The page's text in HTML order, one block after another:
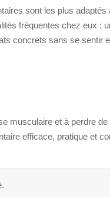
sont les plus adaptés
fréquentes chez eux :
concrets sans se sentir
musculaire et à perdre
efficace, pratique et